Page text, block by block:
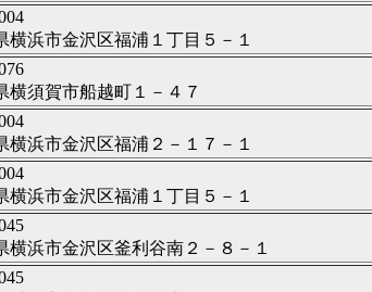
横浜市金沢区福浦１丁目５－１
横須賀市船越町１－４７
横浜市金沢区福浦２－１７－１
横浜市金沢区福浦１丁目５－１
横浜市金沢区釜利谷南２－８－１